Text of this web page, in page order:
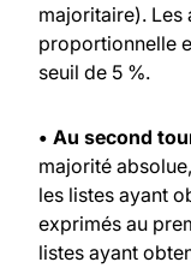
majoritaire). Les
proportionnelle
seuil de 5 %.
• Au second
majorité
les listes ayant
exprimés au
listes ayant